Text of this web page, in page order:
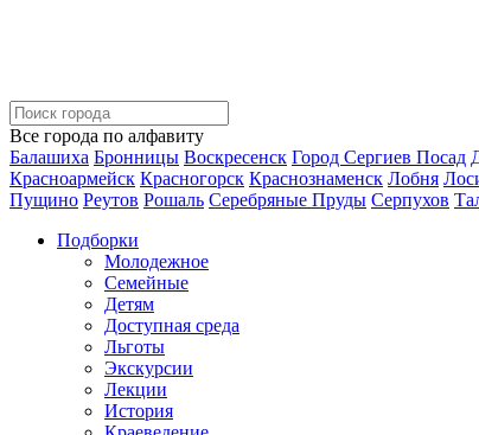
Все города по алфавиту
Балашиха Бронницы Воскресенск Город Сергиев Посад
Красноармейск Красногорск Краснознаменск Лобня
Пущино Реутов Рошаль Серебряные Пруды Серпухов
Подборки
Молодежное
Семейные
Детям
Доступная среда
Льготы
Экскурсии
Лекции
История